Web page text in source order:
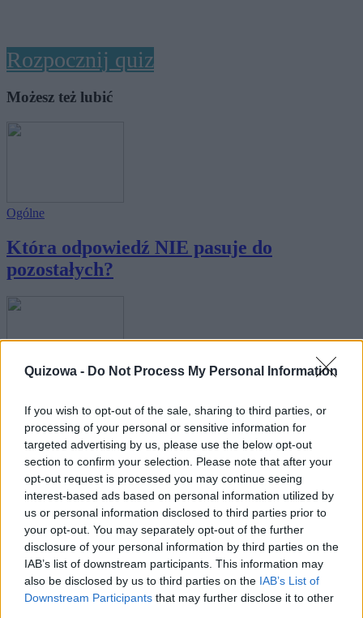
Quizowa - Do Not Process My Personal Information
If you wish to opt-out of the sale, sharing to third parties, or
processing of your personal or sensitive information for
targeted advertising by us, please use the below opt-out
section to confirm your selection. Please note that after your
opt-out request is processed you may continue seeing
interest-based ads based on personal information utilized by
us or personal information disclosed to third parties prior to
your opt-out. You may separately opt-out of the further
disclosure of your personal information by third parties on the
IAB’s list of downstream participants. This information may
also be disclosed by us to third parties on the IAB’s List of
Downstream Participants that may further disclose it to other
Rozpocznij quiz
Możesz też lubić
Ogólne
Która odpowiedź NIE pasuje do
pozostałych?
Literacki quiz dla mistrzów skojarzeń!
Nauka
Angielski - które słowo nie pasuje do
pozosta...